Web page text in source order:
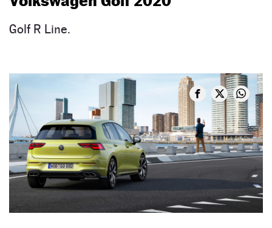
Golf R Line.